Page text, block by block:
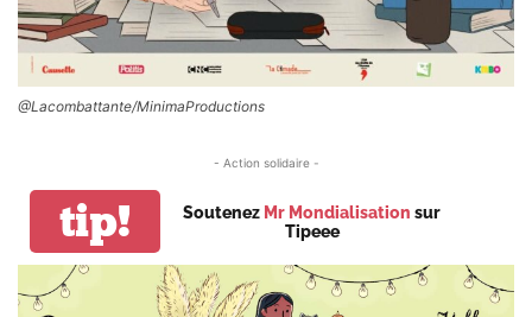
@Lacombattante/MinimaProductions
- Action solidaire -
tip! Soutenez Mr Mondialisation sur
Tipeee